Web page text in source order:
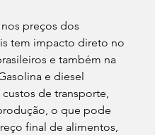
preços dos
tem impacto direto no
e também na
e diesel
de transporte,
o que pode
final de alimentos,